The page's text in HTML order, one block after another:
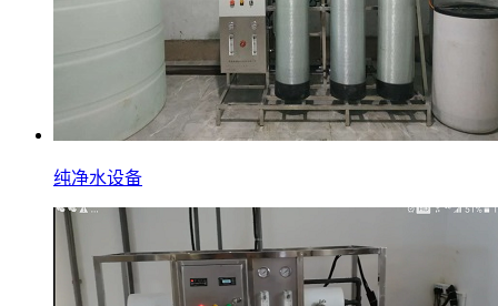
纯净水设备